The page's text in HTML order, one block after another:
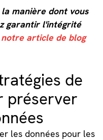
manière dont vous
garantir l'intégrité
notre article de blog
de
préserver
les données pour les